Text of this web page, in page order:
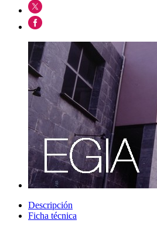
Descripción
Ficha técnica